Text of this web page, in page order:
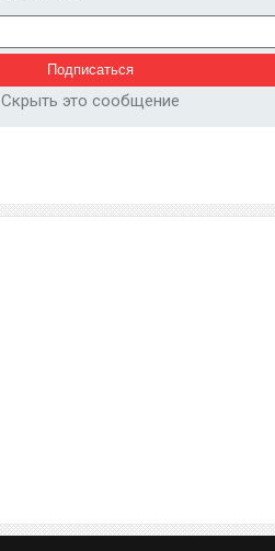
Скрыть это сообщение